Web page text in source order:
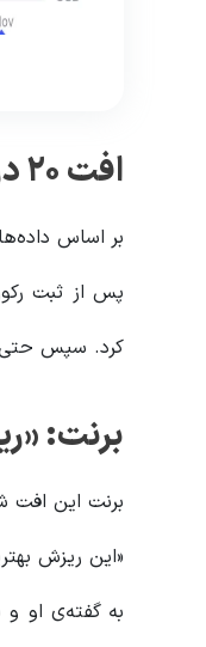
افت ۲۰ درصدی بیت‌کوین در یک ماه گذشته
بر اساس
کرد. سپس حتی پایین‌تر از
برنت:
برنت این افت
«این ریزش
به گفته‌ی او و